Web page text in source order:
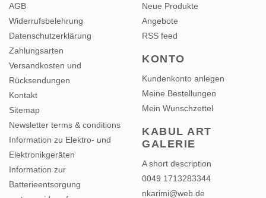
Widerrufsbelehrung
Datenschutzerklärung
Zahlungsarten
Versandkosten und
Rücksendungen
Kontakt
Sitemap
Newsletter terms & conditions
Information zu Elektro- und
Elektronikgeräten
Information zur
Batterieentsorgung
vertrag widerrufen
Angebote
RSS feed
Kundenkonto anlegen
Meine Bestellungen
Mein Wunschzettel
GALERIE
A short description
0049 1713283344
nkarimi@web.de